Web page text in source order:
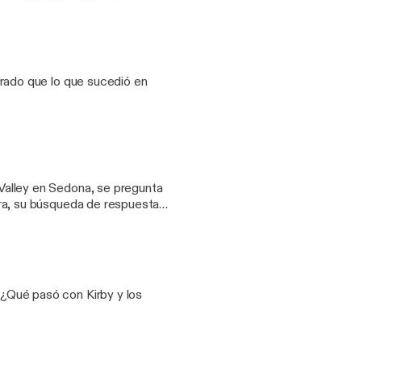
que lo que sucedió en
en Sedona, se pregunta
su búsqueda de respuestas
pasó con Kirby y los